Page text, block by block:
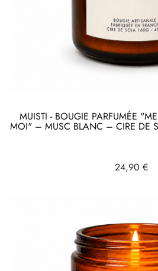
MUISTI - BOUGIE PARFUMÉE
MOI" – MUSC BLANC – CIRE DE
Prix
24,90 €